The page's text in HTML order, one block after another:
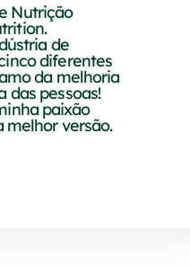
Nutrição
de
diferentes
da melhoria
das pessoas!
paixão
melhor versão.